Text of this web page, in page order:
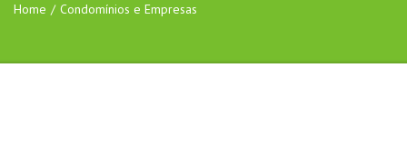
Home / Condomínios e Empresas